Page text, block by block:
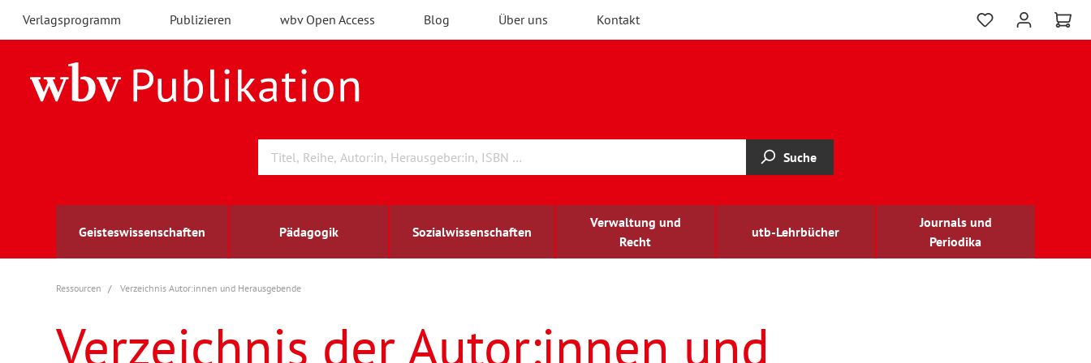
Verlagsprogramm Publizieren wbv Open Access Blog Über uns Kontakt
Suche
Geisteswissenschaften Pädagogik Sozialwissenschaften
Verwaltung und
Recht
utb-Lehrbücher
Journals und
Periodika
Archäologie
Berufs- und Wirtschaftspädagogik
Arbeitsmarktforschung
Außenwirtschaft
berufsbildung
Ressourcen Verzeichnis Autor:innen und Herausgebende
Verzeichnis der Autor:innen und